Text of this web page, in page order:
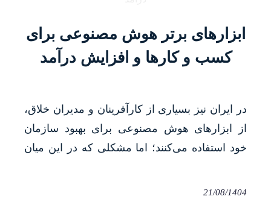
ابزارهای برتر هوش مصنوعی برای
کسب و کارها و افزایش درآمد
در ایران نیز بسیاری از کارآفرینان و مدیران خلاق،
از ابزارهای هوش مصنوعی برای بهبود سازمان
خود استفاده می‌کنند؛ اما مشکلی که در این میان
هوش مصنوعی اصلی‌ترین قابلیت‌های خود را
21/08/1404